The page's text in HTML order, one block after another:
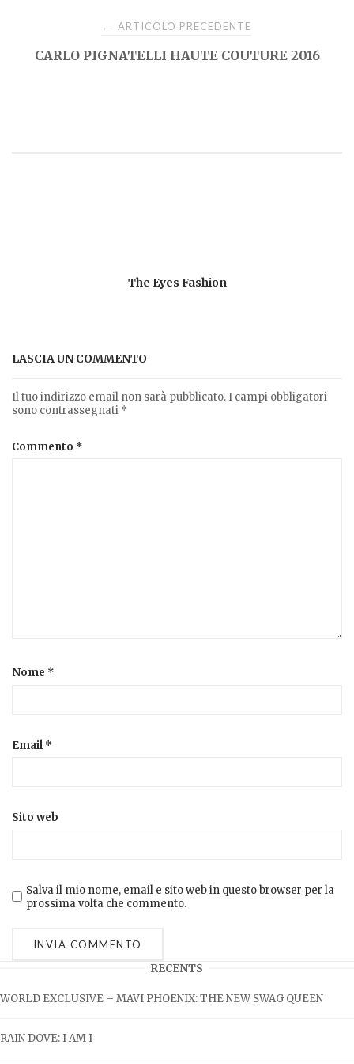
Navigazione
articoli
← ARTICOLO PRECEDENTE
CARLO PIGNATELLI HAUTE COUTURE 2016
The Eyes Fashion
LASCIA UN COMMENTO
Il tuo indirizzo email non sarà pubblicato. I campi obbligatori
sono contrassegnati *
Commento *
Nome *
Email *
Sito web
Salva il mio nome, email e sito web in questo browser per la
prossima volta che commento.
RECENTS
WORLD EXCLUSIVE – MAVI PHOENIX: THE NEW SWAG QUEEN
RAIN DOVE: I AM I